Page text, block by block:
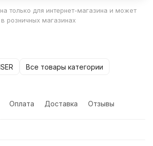
только для интернет-магазина и может
в розничных магазинах
Все товары категории
Оплата Доставка Отзывы